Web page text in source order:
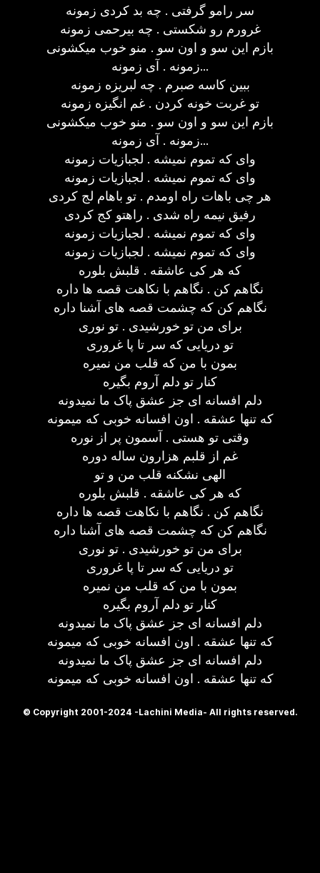
سر رامو گرفتی . چه بد کردی زمونه
غرورم رو شکستی . چه بیرحمی زمونه
بازم این سو و اون سو . منو خوب میکشونی
زمونه . آی زمونه...
ببین کاسه صبرم . چه لبریزه زمونه
تو غربت خونه کردن . غم انگیزه زمونه
بازم این سو و اون سو . منو خوب میکشونی
زمونه . آی زمونه...
وای که تموم نمیشه . لجبازیات زمونه
وای که تموم نمیشه . لجبازیات زمونه
هر چی باهات راه اومدم . تو باهام لج کردی
رفیق نیمه راه شدی . راهتو کج کردی
وای که تموم نمیشه . لجبازیات زمونه
وای که تموم نمیشه . لجبازیات زمونه
که هر کی عاشقه . قلبش بلوره
نگاهم کن . نگاهم با نکاهت قصه ها داره
نگاهم کن که چشمت قصه های آشنا داره
برای من تو خورشیدی . تو نوری
تو دریایی که سر تا پا غروری
بمون با من که قلب من نمیره
کنار تو دلم آروم بگیره
دلم افسانه ای جز عشق پاک ما نمیدونه
که تنها عشقه . اون افسانه خوبی که میمونه
وقتی تو هستی . آسمون پر از نوره
غم از قلبم هزارون ساله دوره
الهی نشکنه قلب من و تو
که هر کی عاشقه . قلبش بلوره
نگاهم کن . نگاهم با نکاهت قصه ها داره
نگاهم کن که چشمت قصه های آشنا داره
برای من تو خورشیدی . تو نوری
تو دریایی که سر تا پا غروری
بمون با من که قلب من نمیره
کنار تو دلم آروم بگیره
دلم افسانه ای جز عشق پاک ما نمیدونه
که تنها عشقه . اون افسانه خوبی که میمونه
دلم افسانه ای جز عشق پاک ما نمیدونه
که تنها عشقه . اون افسانه خوبی که میمونه
© Copyright 2001-2024 -Lachini Media- All rights reserved.